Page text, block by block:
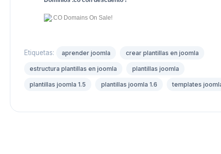
Etiquetas: aprender joomla crear plantillas en joomla
estructura plantillas en joomla plantillas joomla
plantillas joomla 1.5 plantillas joomla 1.6 templates